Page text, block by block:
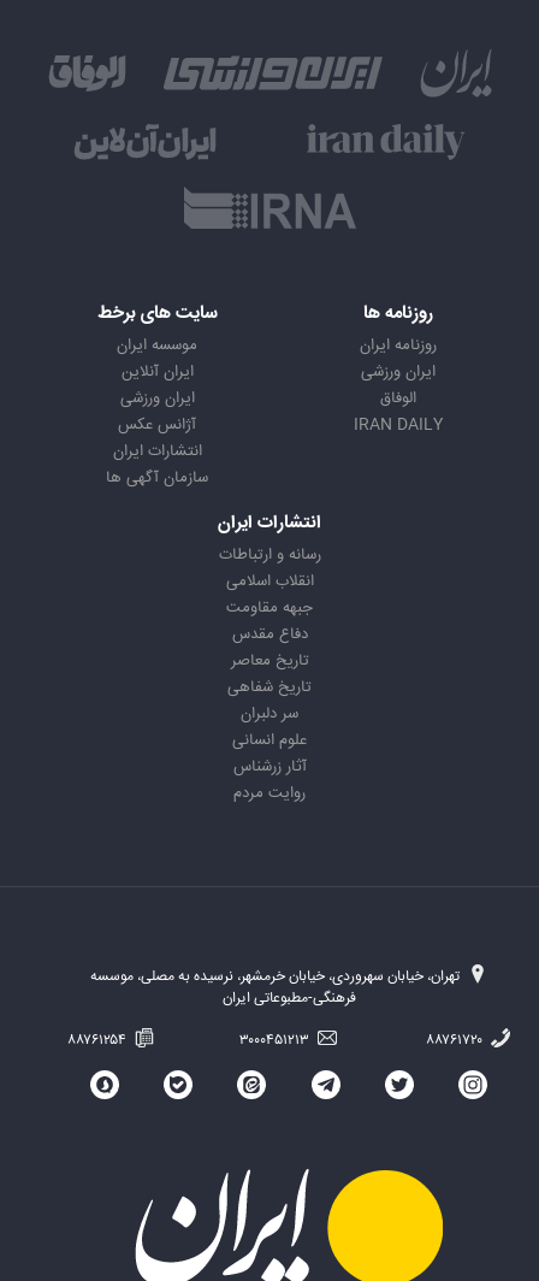
روزنامه ها
روزنامه ایران
ایران ورزشی
الوفاق
IRAN DAILY
سایت های برخط
موسسه ایران
ایران آنلاین
ایران ورزشی
آژانس عکس
انتشارات ایران
سازمان آگهی ها
انتشارات ایران
رسانه و ارتباطات
انقلاب اسلامی
جبهه مقاومت
دفاع مقدس
تاریخ معاصر
تاریخ شفاهی
سر دلبران
علوم انسانی
آثار زرشناس
روایت مردم
تهران، خیابان سهروردی، خیابان خرمشهر، نرسیده به مصلی، موسسه
فرهنگی-مطبوعاتی ایران